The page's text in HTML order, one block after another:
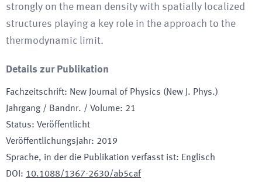
strongly on the mean density with spatially localized
structures playing a key role in the approach to the
thermodynamic limit.
Details zur Publikation
Fachzeitschrift: New Journal of Physics (New J. Phys.)
Jahrgang / Bandnr. / Volume: 21
Status: Veröffentlicht
Veröffentlichungsjahr: 2019
Sprache, in der die Publikation verfasst ist: Englisch
DOI : 10.1088/1367-2630/ab5caf